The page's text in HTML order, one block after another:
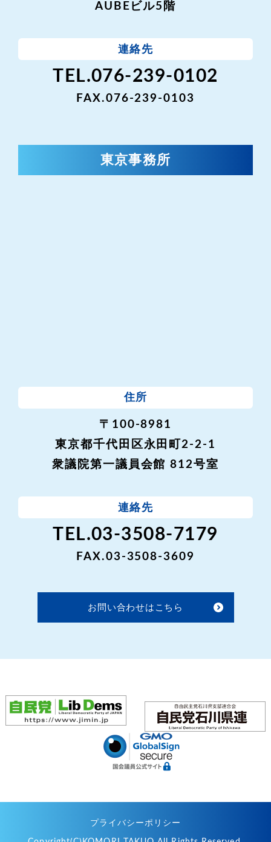
AUBEビル5階
連絡先
TEL.076-239-0102
FAX.076-239-0103
東京事務所
住所
〒100-8981
東京都千代田区永田町2-2-1
衆議院第一議員会館 812号室
連絡先
TEL.03-3508-7179
FAX.03-3508-3609
お問い合わせはこちら
プライバシーポリシー